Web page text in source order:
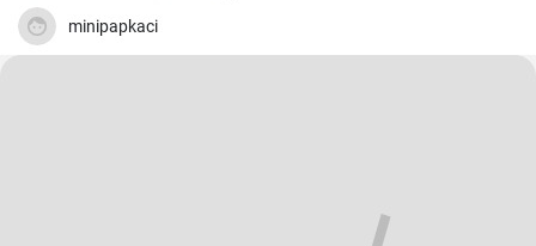
minipapkaci